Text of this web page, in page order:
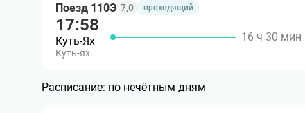
Поезд 110Э 7,0 проходящий
17:58
Куть-Ях
Куть-ях
16 ч 30 мин
Расписание: по нечётным дням